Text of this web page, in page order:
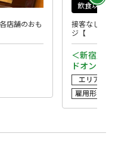
店舗のおも
＜新宿支
ドオンリ
接客なし♪家
ジ【
飲食以外
エリア
雇用形態